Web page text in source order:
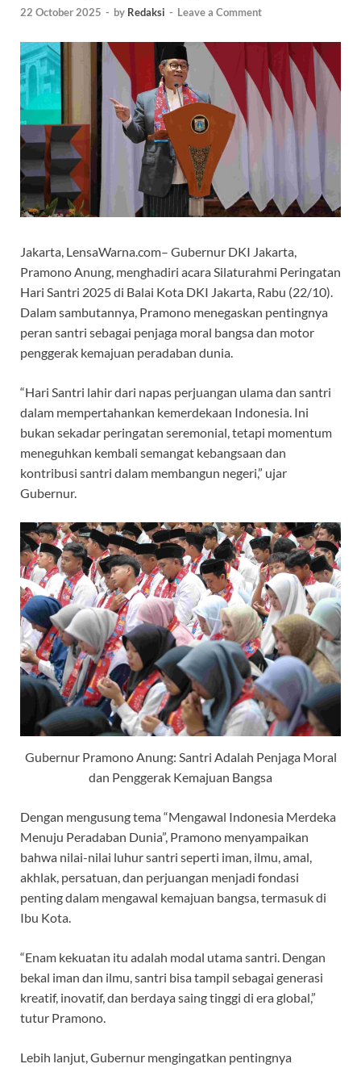
22 October 2025 - by Redaksi - Leave a Comment
Jakarta, LensaWarna.com– Gubernur DKI Jakarta,
Pramono Anung, menghadiri acara Silaturahmi Peringatan
Hari Santri 2025 di Balai Kota DKI Jakarta, Rabu (22/10).
Dalam sambutannya, Pramono menegaskan pentingnya
peran santri sebagai penjaga moral bangsa dan motor
penggerak kemajuan peradaban dunia.
“Hari Santri lahir dari napas perjuangan ulama dan santri
dalam mempertahankan kemerdekaan Indonesia. Ini
bukan sekadar peringatan seremonial, tetapi momentum
meneguhkan kembali semangat kebangsaan dan
kontribusi santri dalam membangun negeri,” ujar
Gubernur.
Gubernur Pramono Anung: Santri Adalah Penjaga Moral
dan Penggerak Kemajuan Bangsa
Dengan mengusung tema “Mengawal Indonesia Merdeka
Menuju Peradaban Dunia”, Pramono menyampaikan
bahwa nilai-nilai luhur santri seperti iman, ilmu, amal,
akhlak, persatuan, dan perjuangan menjadi fondasi
penting dalam mengawal kemajuan bangsa, termasuk di
Ibu Kota.
“Enam kekuatan itu adalah modal utama santri. Dengan
bekal iman dan ilmu, santri bisa tampil sebagai generasi
kreatif, inovatif, dan berdaya saing tinggi di era global,”
tutur Pramono.
Lebih lanjut, Gubernur mengingatkan pentingnya